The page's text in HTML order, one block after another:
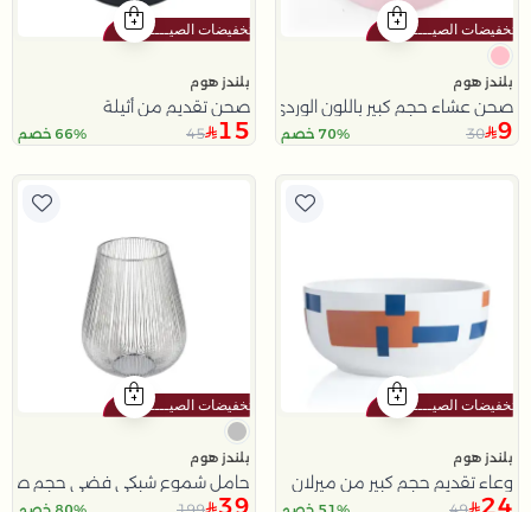
بلندز هوم
صحن عشاء حجم كبير باللون الوردي من سولانا
9
30 70% خصم
بلندز هوم
صحن تقديم من أثيلة
15
45 66% خصم
بلندز هوم
وعاء تقديم حجم كبير من ميرلان
24
بلندز هوم
حامل شموع شبكي فضي حجم
39